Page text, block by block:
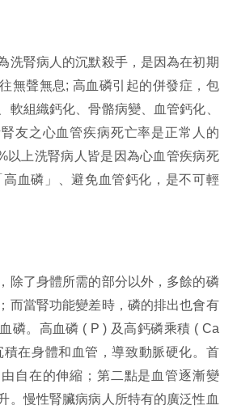
洗腎病人的沉默殺手，是因為在初期
無聲無息; 高血磷引起的併發症，包
軟組織鈣化、骨骼病變、血管鈣化、
友之心血管疾病死亡率是正常人的
以上洗腎病人皆是因為心血管疾病死
血磷」、避免血管鈣化，是不可輕
除了身體所需的部分以外，多餘的磷
而當腎功能變差時，磷的排出也會有
磷。高血磷 ( P ) 及高鈣磷乘積 ( Ca
積在身體和血管，導致動脈硬化。首
自在的伸縮；第二點是血管逐漸變
。慢性腎臟病病人所特有的廣泛性血